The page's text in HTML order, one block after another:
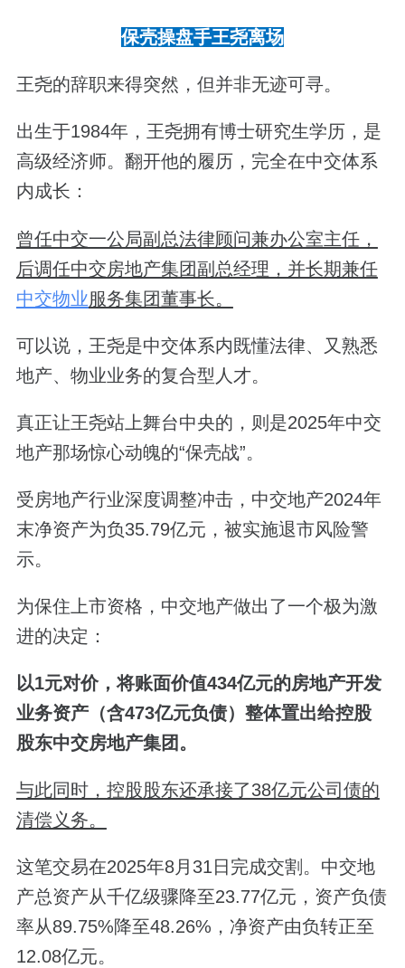
保壳操盘手王尧离场
王尧的辞职来得突然，但并非无迹可寻。
出生于1984年，王尧拥有博士研究生学历，是
高级经济师。翻开他的履历，完全在中交体系
内成长：
曾任中交一公局副总法律顾问兼办公室主任，
后调任中交房地产集团副总经理，并长期兼任
中交物业服务集团董事长。
可以说，王尧是中交体系内既懂法律、又熟悉
地产、物业业务的复合型人才。
真正让王尧站上舞台中央的，则是2025年中交
地产那场惊心动魄的“保壳战”。
受房地产行业深度调整冲击，中交地产2024年
末净资产为负35.79亿元，被实施退市风险警
示。
为保住上市资格，中交地产做出了一个极为激
进的决定：
以1元对价，将账面价值434亿元的房地产开发
业务资产（含473亿元负债）整体置出给控股
股东中交房地产集团。
与此同时，控股股东还承接了38亿元公司债的
清偿义务。
这笔交易在2025年8月31日完成交割。中交地
产总资产从千亿级骤降至23.77亿元，资产负债
率从89.75%降至48.26%，净资产由负转正至
12.08亿元。